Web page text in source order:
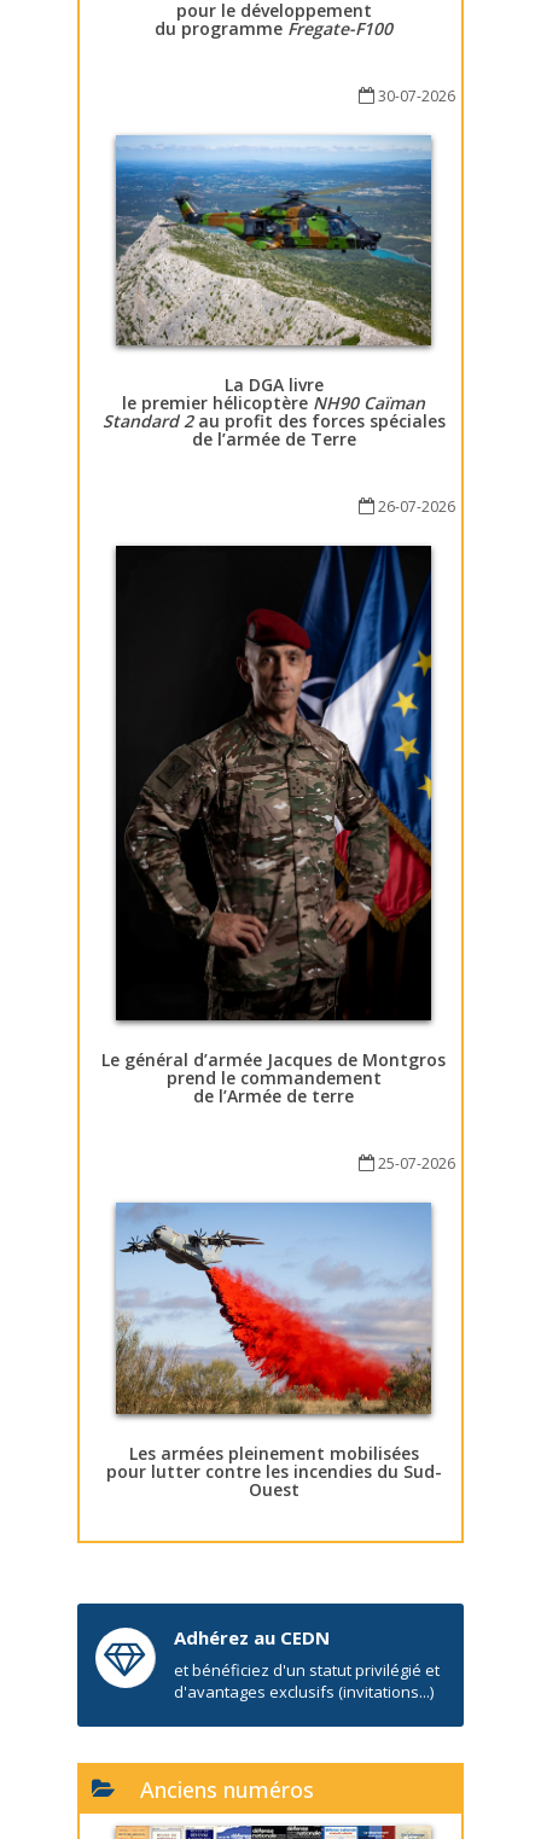
pour le développement
du programme Fregate-F100
30-07-2026
La DGA livre
le premier hélicoptère NH90 Caïman
Standard 2au profit des forces spéciales
de l’armée de Terre
26-07-2026
Le général d’armée Jacques de Montgros
prend le commandement
de l’Armée de terre
25-07-2026
Les armées pleinement mobilisées
pour lutter contre les incendies du Sud-
Ouest
Adhérez au CEDN
et bénéficiez d'un statut privilégié et
d'avantages exclusifs (invitations...)
Anciens numéros